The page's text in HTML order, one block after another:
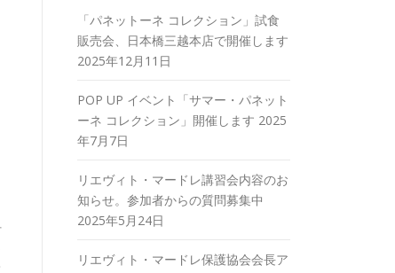
「パネットーネ コレクション」試食
販売会、日本橋三越本店で開催します
2025年12月11日
POP UP イベント「サマー・パネット
ーネ コレクション」開催します 2025
年7月7日
リエヴィト・マードレ講習会内容のお
知らせ。参加者からの質問募集中
2025年5月24日
リエヴィト・マードレ保護協会会長ア